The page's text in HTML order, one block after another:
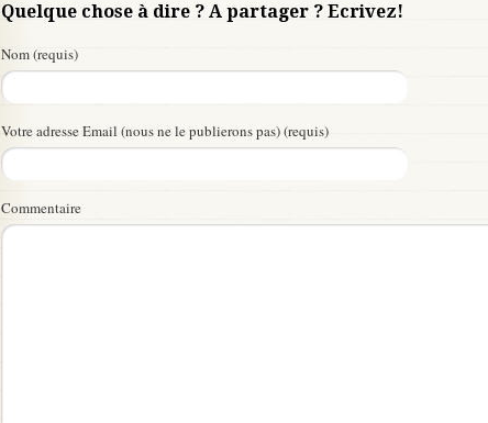
Quelque chose à dire ? A partager ? Ecrivez!
Nom (requis)
Votre adresse Email (nous ne le publierons pas) (requis)
Commentaire